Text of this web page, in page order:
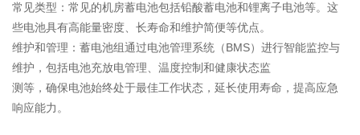
常见类型‌：常见的机房蓄电池包括铅酸蓄电池和锂离子电池等。这
些电池具有高能量密度、长寿命和维护简便等优点‌。
维护和管理‌：蓄电池组通过电池管理系统（BMS）进行智能监控与
维护，包括电池充放电管理、温度控制和健康状态监
测等，确保电池始终处于最佳工作状态，延长使用寿命，提高应急
响应能力‌。